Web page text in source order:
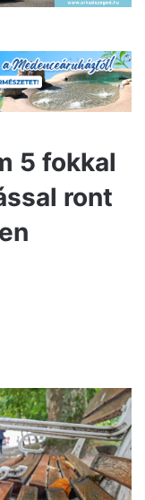
5 fokkal
ront